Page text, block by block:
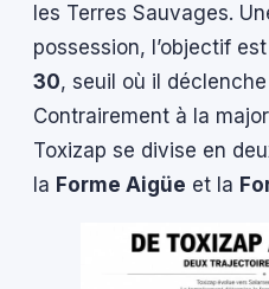
les Terres Sauvages.
possession, l’objectif
30, seuil où il
Contrairement à la
Toxizap se divise en
la Forme Aigüe et la